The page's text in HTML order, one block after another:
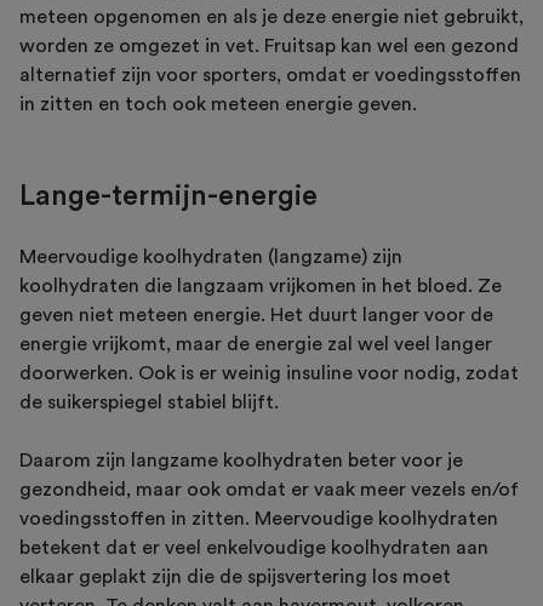
meteen opgenomen en als je deze energie niet gebruikt,
worden ze omgezet in vet. Fruitsap kan wel een gezond
alternatief zijn voor sporters, omdat er voedingsstoffen
in zitten en toch ook meteen energie geven.
Lange-termijn-energie
Meervoudige koolhydraten (langzame) zijn
koolhydraten die langzaam vrijkomen in het bloed. Ze
geven niet meteen energie. Het duurt langer voor de
energie vrijkomt, maar de energie zal wel veel langer
doorwerken. Ook is er weinig insuline voor nodig, zodat
de suikerspiegel stabiel blijft.
Daarom zijn langzame koolhydraten beter voor je
gezondheid, maar ook omdat er vaak meer vezels en/of
voedingsstoffen in zitten. Meervoudige koolhydraten
betekent dat er veel enkelvoudige koolhydraten aan
elkaar geplakt zijn die de spijsvertering los moet